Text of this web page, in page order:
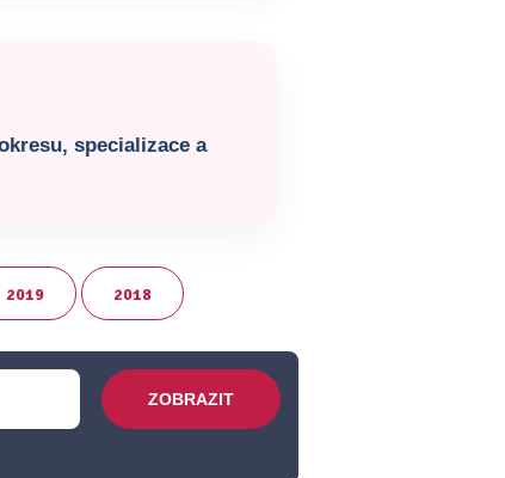
specializace a
2019 2018
ZOBRAZIT